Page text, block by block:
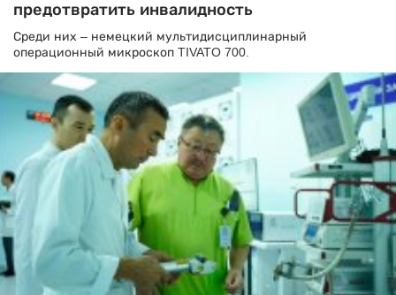
предотвратить инвалидность
Среди них – немецкий мультидисциплинарный
операционный микроскоп TIVATO 700.